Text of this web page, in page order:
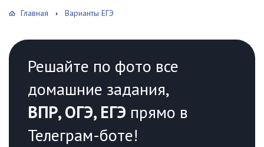
Главная Варианты ЕГЭ
Решайте по фото все
домашние задания,
ВПР, ОГЭ, ЕГЭ прямо в
Телеграм-боте!